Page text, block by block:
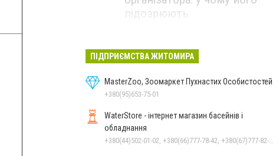
підозрюють
ПІДПРИЄМСТВА ЖИТОМИРА
MasterZoo, Зоомаркет Пухнастих Особистостей
+380(95)653-75-01
WaterStore - інтернет магазин басейнів і
обладнання
+380(44)502-01-02, +380(66)777-78-42, +380(67)777-82-19, +380(67)890-80-80, +380(73)890-80-80, +380(44)502-01-03